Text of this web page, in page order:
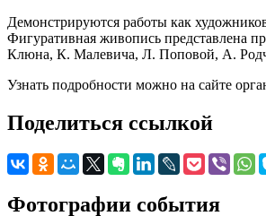
Демонстрируются работы как
Фигуративная живопись представлена
Клюна, К. Малевича, Л. Поповой, А.
Узнать подробности можно на сайте
Поделиться ссылкой
Фотографии события